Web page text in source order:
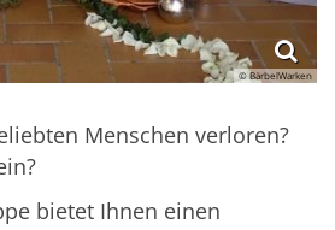
© BärbelWarken
Menschen verloren?
bietet Ihnen einen